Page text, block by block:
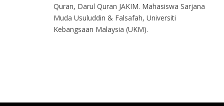
Quran, Darul Quran JAKIM. Mahasiswa Sarjana
Muda Usuluddin & Falsafah, Universiti
Kebangsaan Malaysia (UKM).